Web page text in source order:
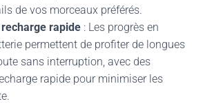
de vos morceaux préférés.
rapide : Les progrès en
permettent de profiter de longues
sans interruption, avec des
rapide pour minimiser les